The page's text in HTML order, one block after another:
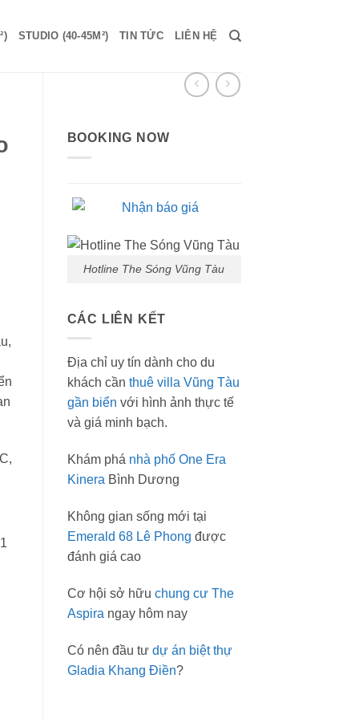
STUDIO (40-45M²) TIN TỨC LIÊN HỆ
BOOKING NOW
Hotline The Sóng Vũng Tàu
CÁC LIÊN KẾT
Địa chỉ uy tín dành cho du
khách cần thuê villa Vũng Tàu
gần biển với hình ảnh thực tế
và giá minh bạch.
Khám phá nhà phố One Era
Kinera Bình Dương
Không gian sống mới tại
Emerald 68 Lê Phong được
đánh giá cao
Cơ hội sở hữu chung cư The
Aspira ngay hôm nay
Có nên đầu tư dự án biệt thự
Gladia Khang Điền?